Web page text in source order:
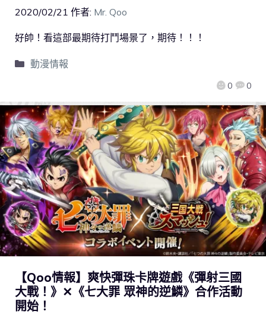
2020/02/21 作者: Mr. Qoo
0 0
好帥！看這部最期待打鬥場景了，期待！！！
動漫情報
【Qoo情報】爽快彈珠卡牌遊戲《彈射三國
大戰！》✕《七大罪 眾神的逆鱗》合作活動
開始！